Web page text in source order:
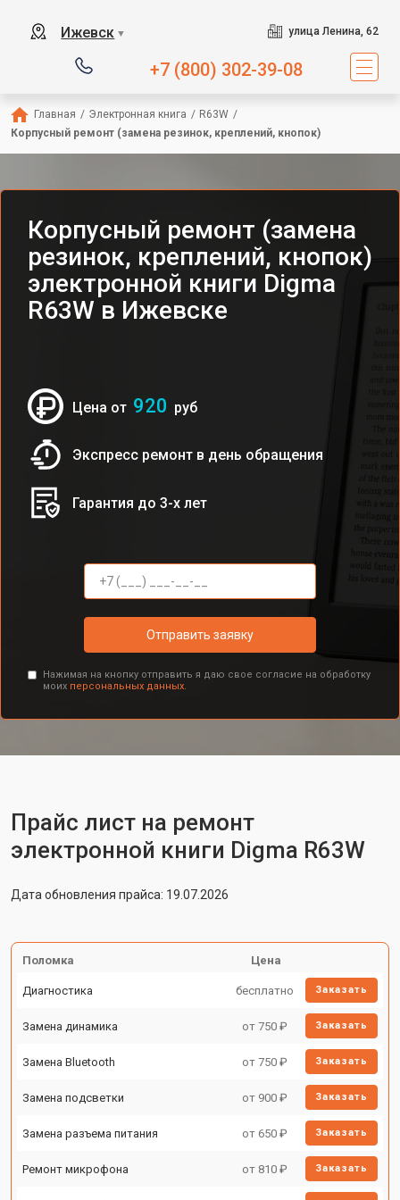
Ижевск ▼ улица Ленина, 62
+7 (800) 302-39-08
Главная / Электронная книга / R63W /
Корпусный ремонт (замена резинок, креплений, кнопок)
Корпусный ремонт (замена
резинок, креплений, кнопок)
электронной книги Digma
R63W в Ижевске
Цена от 920 руб
Экспресс ремонт в день обращения
Гарантия до 3-х лет
Отправить заявку
Нажимая на кнопку отправить я даю свое согласие на обработку
моих персональных данных.
Прайс лист на ремонт
электронной книги Digma R63W
Дата обновления прайса: 19.07.2026
Поломка Цена
Диагностика бесплатно Заказать
Замена динамика от 750 ₽ Заказать
Замена Bluetooth от 750 ₽ Заказать
Замена подсветки от 900 ₽ Заказать
Замена разъема питания от 650 ₽ Заказать
Ремонт микрофона от 810 ₽ Заказать